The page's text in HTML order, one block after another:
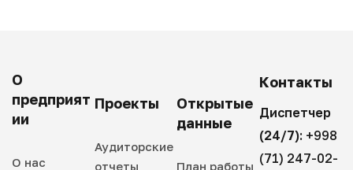
О
предприят
ии
О нас
Проекты
Аудиторские
отчеты
Открытые
данные
План работы
Контакты
Диспетчер
(24/7): +998
(71) 247-02-